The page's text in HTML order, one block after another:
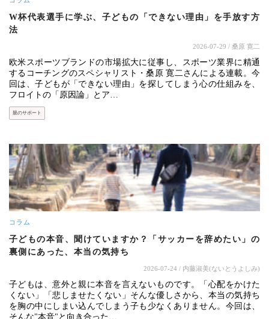
W杯代表選手に学ぶ、子どもの「できない理由」を手放す方
法
2026-07-29 / 桑原 寛二
欧米スポーツブランドの市場拡大に従事し、スポーツ業界に精通
するコーチングのスペシャリスト・桑原 寛二さんによる連載。今
回は、子どもが「できない理由」を探してしまう心の仕組みを、
フロイトの「原因論」とア…
親のサポート
コラム
子どもの本音、聞けていますか？「サッカーを辞めたい」の
裏側にあった、本当の気持ち
2026-07-24 / 内藤淑美(ないとうよしみ)
子どもは、意外と親に本音を言えないものです。「心配をかけた
くない」「悲しませたくない」そんな優しさから、本当の気持ち
を胸の中にしまい込んでしまう子も少なくありません。今回は、
そんな"本音"と向き合った…